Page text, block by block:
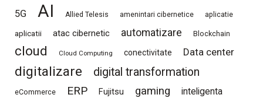
5G AI Allied Telesis amenintari cibernetice aplicatie
aplicatii atac cibernetic automatizare Blockchain
cloud Cloud Computing conectivitate Data center
digitalizare digital transformation
eCommerce ERP Fujitsu gaming
inteligenta